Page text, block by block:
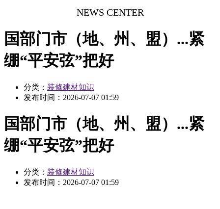
NEWS CENTER
国部门市（地、州、盟）...紧
绷“平安弦”把好
分类： 装修建材知识
发布时间： 2026-07-07 01:59
国部门市（地、州、盟）...紧
绷“平安弦”把好
分类： 装修建材知识
发布时间： 2026-07-07 01:59